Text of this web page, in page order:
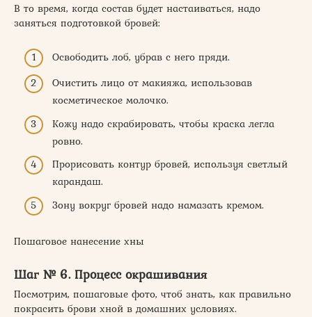
В то время, когда состав будет настаиваться, надо
заняться подготовкой бровей:
Освободить лоб, убрав с него пряди.
Очистить лицо от макияжа, использовав
косметическое молочко.
Кожу надо скрабировать, чтобы краска легла
ровно.
Прорисовать контур бровей, используя светлый
карандаш.
Зону вокруг бровей надо намазать кремом.
Пошаговое нанесение хны
Шаг № 6. Процесс окрашивания
Посмотрим, пошаговые фото, чтоб знать, как правильно
покрасить брови хной в домашних условиях.